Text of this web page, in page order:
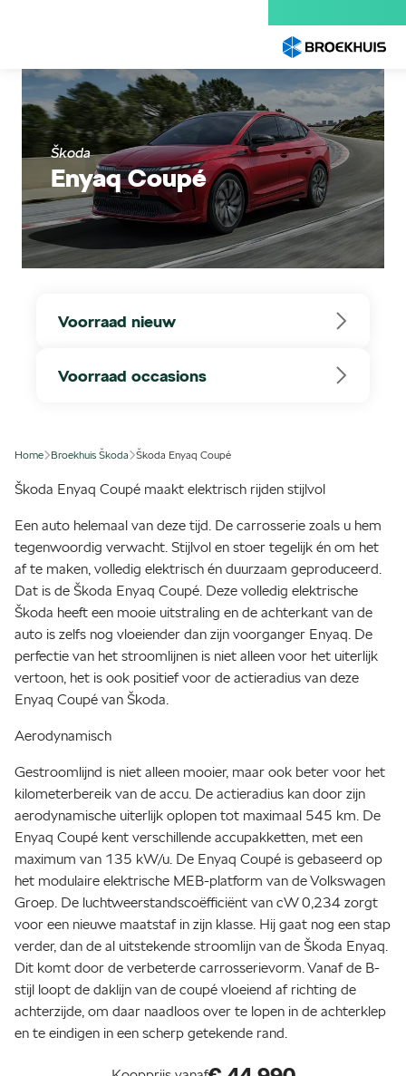
inhoud
gaan
Škoda
Enyaq Coupé
Voorraad nieuw
Voorraad occasions
Home Broekhuis Škoda Škoda Enyaq Coupé
Škoda Enyaq Coupé maakt elektrisch rijden stijlvol
Een auto helemaal van deze tijd. De carrosserie zoals u hem
tegenwoordig verwacht. Stijlvol en stoer tegelijk én om het
af te maken, volledig elektrisch én duurzaam geproduceerd.
Dat is de Škoda Enyaq Coupé. Deze volledig elektrische
Škoda heeft een mooie uitstraling en de achterkant van de
auto is zelfs nog vloeiender dan zijn voorganger Enyaq. De
perfectie van het stroomlijnen is niet alleen voor het uiterlijk
vertoon, het is ook positief voor de actieradius van deze
Enyaq Coupé van Škoda.
Aerodynamisch
Gestroomlijnd is niet alleen mooier, maar ook beter voor het
kilometerbereik van de accu. De actieradius kan door zijn
aerodynamische uiterlijk oplopen tot maximaal 545 km. De
Enyaq Coupé kent verschillende accupakketten, met een
maximum van 135 kW/u. De Enyaq Coupé is gebaseerd op
het modulaire elektrische MEB-platform van de Volkswagen
Groep. De luchtweerstandscoëfficiënt van cW 0,234 zorgt
voor een nieuwe maatstaf in zijn klasse. Hij gaat nog een stap
verder, dan de al uitstekende stroomlijn van de Škoda Enyaq.
Dit komt door de verbeterde carrosserievorm. Vanaf de B-
stijl loopt de daklijn van de coupé vloeiend af richting de
achterzijde, om daar naadloos over te lopen in de achterklep
en te eindigen in een scherp getekende rand.